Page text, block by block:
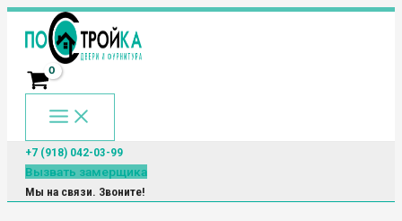
Перейти
содержимому
Main
Menu
+7 (918) 042-03-99
Вызвать замерщика
Мы на связи. Звоните!
Количество
товара
Петля
универсальная
TRODOS
100*70*2,5